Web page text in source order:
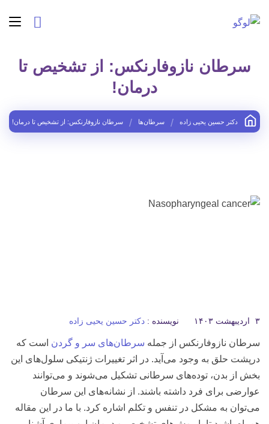
سرطان نازوفارنکس: از تشخیص تا
درمان!
دکتر حسین یحیی زاده سرطان‌ها سرطان نازوفارنکس: از تشخیص تا درمان!
۳ اردیبهشت ۱۴۰۳ نویسنده : دکتر حسین یحیی زاده
سرطان نازوفارنکس از جمله سرطان‌های سر و گردن است که
درپشت حلق به وجود می‌آید. در اثر تغییرات ژنتیکی سلول‌های این
بخش از بدن، توده‌های سرطانی تشکیل می‌شوند و می‌توانند
عوارضی برای فرد داشته باشند. از نشانه‌های این سرطان
می‌توان به مشکل در تنفس و تکلم اشاره کرد. با ما در این مقاله